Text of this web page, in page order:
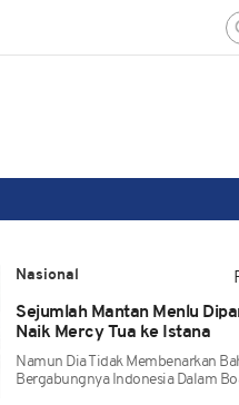
Nasional
Sejumlah Mantan Menlu
Naik Mercy Tua ke Istana
Namun Dia Tidak Membenarkan
Bergabungnya Indonesia Dalam